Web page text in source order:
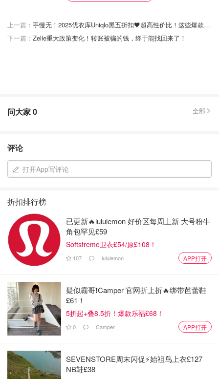
红翻天 纯鲜剁辣椒 700g
起油锅，下葱段、姜蒜末、千辣椒段、花椒爆香，加花雕激
发香味。
上一篇：
手慢无！2025优衣库Uniqlo黑五折扣🖤超高性价比！这些爆款别错过！
下一篇： Zelle重大政策变化！转账被骗的钱，终于能找回来了！
问大家0 全部
评论
打开App写评论
折扣排行榜
已更新🔥lululemon 好价区每周上新 大号粉牛
角包罕见£59
Softstreme卫衣£54/原£108！
107 lululemon APP打开
疑似霸哥❗️Camper 官网折上折🔥绑带芭蕾鞋
£61！
5折起+叠8.5折！爆款乐福£68！
0 Camper APP打开
SEVENSTORE周末闪促⚡️始祖鸟上衣£127
NB鞋£38